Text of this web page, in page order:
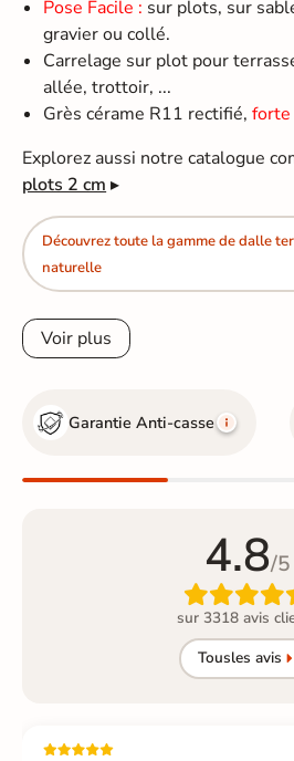
Pose Facile : sur plots, sur
gravier ou collé.
Carrelage sur plot pour
allée, trottoir, ...
Grès cérame R11 rectifié,forte
Explorez aussi notre catalogue
plots 2 cm ▸
Découvrez toute la gamme de dalle
naturelle
Voir plus
Garantie Anti-casse
4.8/5
sur 3318 avis
Tousles avis